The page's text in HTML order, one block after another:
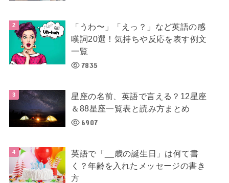
「うわ〜」「えっ？」など英語の感
嘆詞20選！気持ちや反応を表す例文
一覧
7835
星座の名前、英語で言える？12星座
＆88星座一覧表と読み方まとめ
6907
英語で「__歳の誕生日」は何て書
く？年齢を入れたメッセージの書き
方